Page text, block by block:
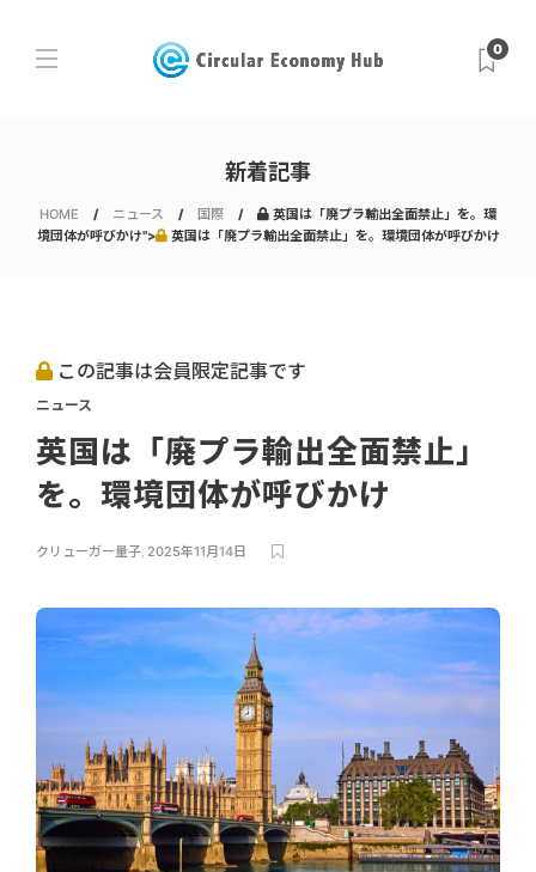
0
新着記事
HOME ニュース 国際
英国は「廃プラ輸出全面禁止」を。環
境団体が呼びかけ">
英国は「廃プラ輸出全面禁止」を。環境団体が呼びかけ
この記事は会員限定記事です
ニュース
英国は「廃プラ輸出全面禁止」
を。環境団体が呼びかけ
クリューガー量子, 2025年11月14日